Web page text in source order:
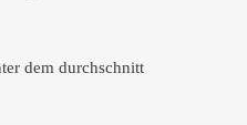
dem durchschnitt